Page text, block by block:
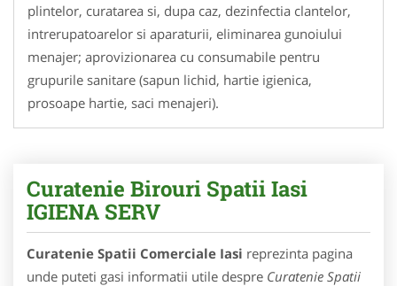
plintelor, curatarea si, dupa caz, dezinfectia clantelor,
intrerupatoarelor si aparaturii, eliminarea gunoiului
menajer; aprovizionarea cu consumabile pentru
grupurile sanitare (sapun lichid, hartie igienica,
prosoape hartie, saci menajeri).
Curatenie Birouri Spatii Iasi
IGIENA SERV
Curatenie Spatii Comerciale Iasi reprezinta pagina
unde puteti gasi informatii utile despre Curatenie Spatii